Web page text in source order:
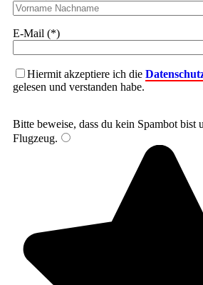
E-Mail (*)
Hiermit akzeptiere ich die
gelesen und verstanden habe.
Bitte beweise, dass du kein Spambot bist
Flugzeug.